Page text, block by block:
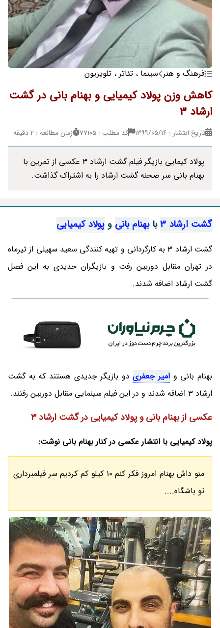
فرهنگ و هنر سینما ، تئاتر ، تلویزیون
کاهش وزن پولاد کیمیایی و بهنام بانی در گشت
ارشاد 3
تاریخ انتشار : ۱۳۹۹/۰۵/۱۴ کد مطلب : 77105 زمان مطالعه : 2 دقیقه
پولاد کیمایی بازیگر فیلم گشت ارشاد 3 عکسی از تمرین با
بهنام بانی سر صحنه گشت ارشاد را به اشتراک گذاشت.
گشت ارشاد 3 بابهنام بانی و پولاد کیمیایی
گشت ارشاد 3 به کارگردانی و تهیه کنندگی سعید سهیلی از تیرماه
در تهران مقابل دوربین رفت و بازیگران جدیدی به این فصل
گشت ارشاد اضافه شدند.
بهنام بانی و امیر جعفریدو بازیگر جدیدی هستند که به گشت
ارشاد 3 اضافه شدند و در این فیلم سینمایی مقابل دوربین رفتند.
عکسی از بهنام بانی و پولاد کیمیایی در گشت ارشاد 3
پولاد کیمیایی با انتشار عکسی در کنار بهنام بانی نوشت:
منو داش بهنام امروز فکر کنم 10 کیلو کم کردیم سر فیلمبرداری
تو باشگاه....